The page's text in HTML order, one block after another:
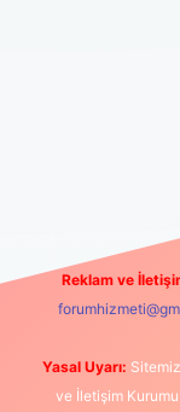
Reklam ve
Yasal Uyarı:
ve İletişim Kurumu